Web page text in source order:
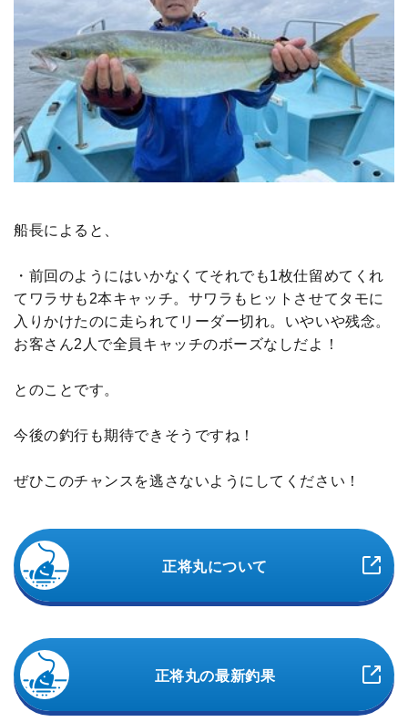
船長によると、
・前回のようにはいかなくてそれでも1枚仕留めてくれ
てワラサも2本キャッチ。サワラもヒットさせてタモに
入りかけたのに走られてリーダー切れ。いやいや残念。
お客さん2人で全員キャッチのボーズなしだよ！
とのことです。
今後の釣行も期待できそうですね！
ぜひこのチャンスを逃さないようにしてください！
正将丸について
正将丸の最新釣果